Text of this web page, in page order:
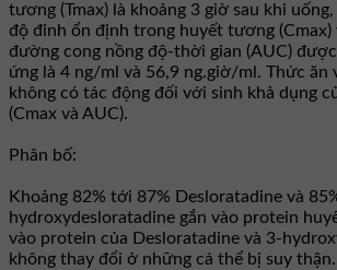
tương (Tmax) là khoảng 3 giờ sau khi
độ đỉnh ổn định trong huyết tương
đường cong nồng độ-thời gian (AUC)
ứng là 4 ng/ml và 56,9 ng.giờ/ml. Thức ăn
không có tác động đối với sinh khả dụng
(Cmax và AUC).
Phân bố:
Khoảng 82% tới 87% Desloratadine và
hydroxydesloratadine gắn vào protein
vào protein của Desloratadine và 3-
không thay đổi ở những cá thể bị suy thận.